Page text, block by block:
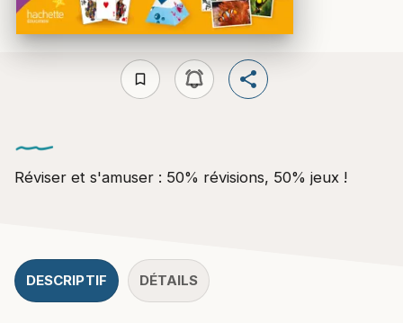
bookmark_border
Réviser et s'amuser : 50% révisions, 50% jeux !
DESCRIPTIF DÉTAILS